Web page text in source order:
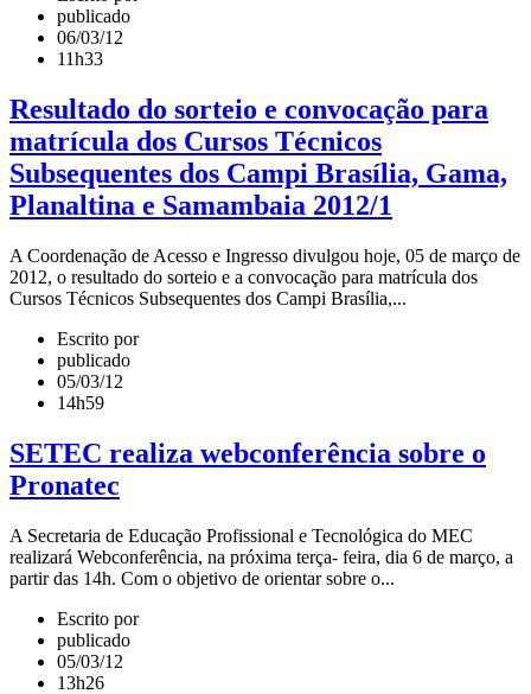
publicado
06/03/12
11h33
Resultado do sorteio e convocação para
matrícula dos Cursos Técnicos
Subsequentes dos Campi Brasília, Gama,
Planaltina e Samambaia 2012/1
A Coordenação de Acesso e Ingresso divulgou hoje, 05 de março de
2012, o resultado do sorteio e a convocação para matrícula dos
Cursos Técnicos Subsequentes dos Campi Brasília,...
Escrito por
publicado
05/03/12
14h59
SETEC realiza webconferência sobre o
Pronatec
A Secretaria de Educação Profissional e Tecnológica do MEC
realizará Webconferência, na próxima terça- feira, dia 6 de março, a
partir das 14h. Com o objetivo de orientar sobre o...
Escrito por
publicado
05/03/12
13h26